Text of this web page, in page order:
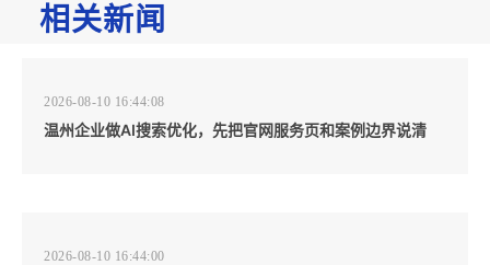
相关新闻
2026-08-10 16:44:08
温州企业做AI搜索优化，先把官网服务页和案例边界说清
2026-08-10 16:44:00